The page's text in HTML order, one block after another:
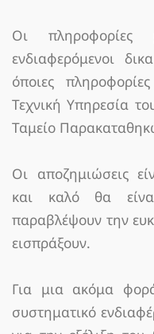
Οι
ενδιαφερόμενοι
όποιες
Τεχνική Υπηρεσία
Ταμείο
Οι αποζημιώσεις
και καλό θα
παραβλέψουν την
εισπράξουν.
Για μια ακόμα
συστηματικό